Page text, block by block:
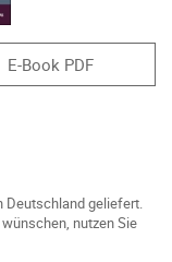
E-Book PDF
Deutschland geliefert.
nutzen Sie